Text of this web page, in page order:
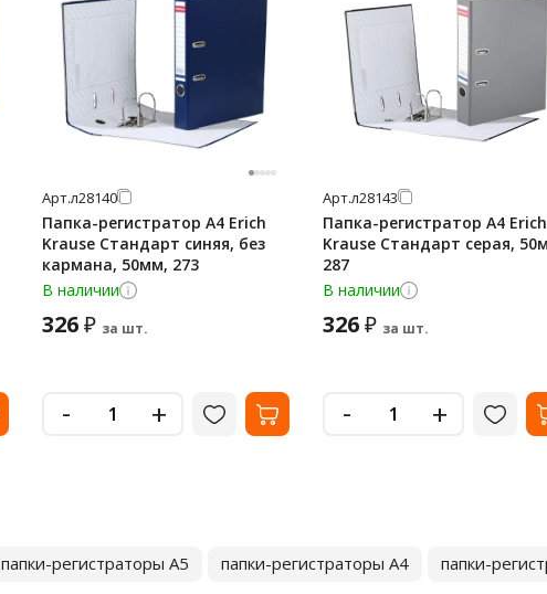
Арт.л28140
Папка-регистратор А4 Erich
Krause Стандарт синяя, без
кармана, 50мм, 273
В наличии
326₽ за шт.
- +
Арт.л28143
Папка-регистратор А4 Erich
Krause Стандарт серая,
287
В наличии
326₽ за шт.
- +
папки-регистраторы А5 папки-регистраторы А4 папки-